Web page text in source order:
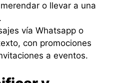
o llevar a una
vía Whatsapp o
con promociones
a eventos.